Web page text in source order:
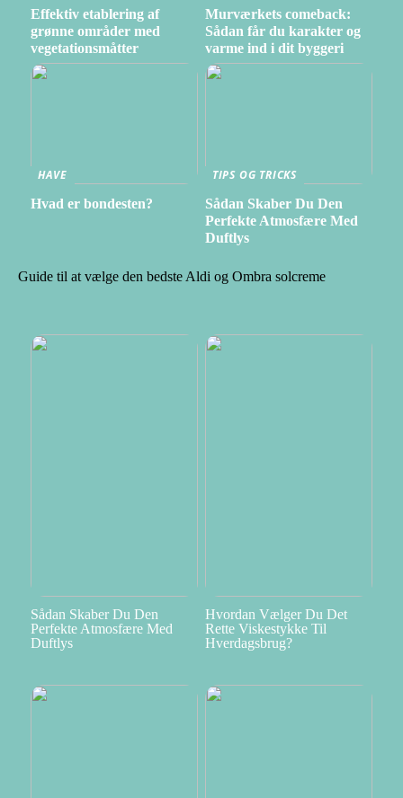
Effektiv etablering af
grønne områder med
vegetationsmåtter
Murværkets comeback:
Sådan får du karakter og
varme ind i dit byggeri
HAVE
Hvad er bondesten?
TIPS OG TRICKS
Sådan Skaber Du Den
Perfekte Atmosfære Med
Duftlys
Guide til at vælge den bedste Aldi og Ombra solcreme
Sådan Skaber Du Den
Perfekte Atmosfære Med
Duftlys
Hvordan Vælger Du Det
Rette Viskestykke Til
Hverdagsbrug?